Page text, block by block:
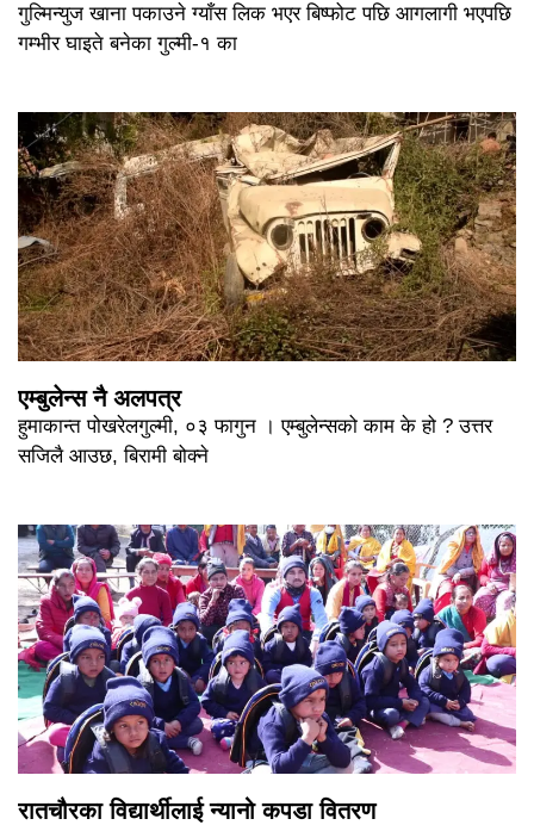
गुल्मिन्युज खाना पकाउने ग्याँस लिक भएर बिष्फोट पछि आगलागी भएपछि
गम्भीर घाइते बनेका गुल्मी-१ का
एम्बुलेन्स नै अलपत्र
हुमाकान्त पोखरेलगुल्मी, ०३ फागुन । एम्बुलेन्सको काम के हो ? उत्तर
सजिलै आउछ, बिरामी बोक्ने
रातचौरका विद्यार्थीलाई न्यानो कपडा वितरण